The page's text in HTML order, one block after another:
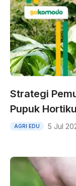
Strategi
Pupuk
AGRI EDU 5 Jul